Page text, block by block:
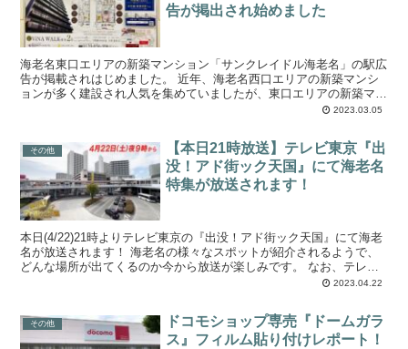
告が掲出され始めました
海老名東口エリアの新築マンション「サンクレイドル海老名」の駅広
告が掲載されはじめました。 近年、海老名西口エリアの新築マンシ
ョンが多く建設され人気を集めていましたが、東口エリアの新築マン
2023.03.05
その他
【本日21時放送】テレビ東京『出
没！アド街ック天国』にて海老名
特集が放送されます！
本日(4/22)21時よりテレビ東京の『出没！アド街ック天国』にて海老
名が放送されます！ 海老名の様々なスポットが紹介されるようで、
どんな場所が出てくるのか今から放送が楽しみです。 なお、テレビ
2023.04.22
その他
ドコモショップ専売『ドームガラ
ス』フィルム貼り付けレポート！